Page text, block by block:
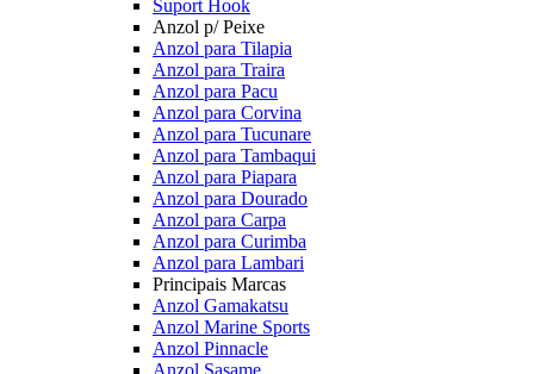
Suport Hook
Anzol p/ Peixe
Anzol para Tilapia
Anzol para Traira
Anzol para Pacu
Anzol para Corvina
Anzol para Tucunare
Anzol para Tambaqui
Anzol para Piapara
Anzol para Dourado
Anzol para Carpa
Anzol para Curimba
Anzol para Lambari
Principais Marcas
Anzol Gamakatsu
Anzol Marine Sports
Anzol Pinnacle
Anzol Sasame